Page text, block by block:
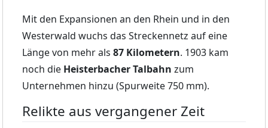
Mit den Expansionen an den Rhein und in den
Westerwald wuchs das Streckennetz auf eine
Länge von mehr als 87 Kilometern. 1903 kam
noch die Heisterbacher Talbahn zum
Unternehmen hinzu (Spurweite 750 mm).
Relikte aus vergangener Zeit